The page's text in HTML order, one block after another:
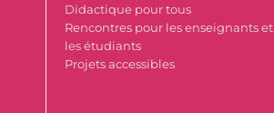
Didactique pour tous
Rencontres pour les enseignants et
les étudiants
Projets accessibles